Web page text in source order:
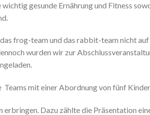
wichtig gesunde Ernährung und Fitness
frog-team und das rabbit-team nicht auf
wurden wir zur
mit einer Abordnung von fünf
Dazu zählte die Präsentation